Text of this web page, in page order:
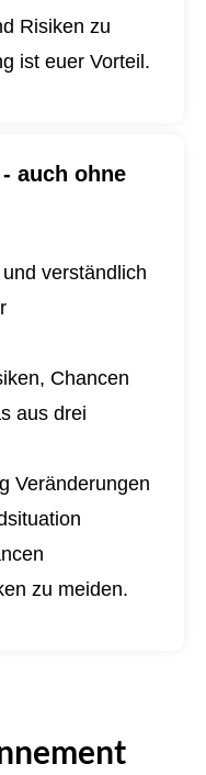
Risiken zu
ist euer Vorteil.
auch ohne
verständlich
Chancen
aus drei
Veränderungen
zu meiden.